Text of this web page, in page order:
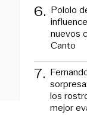
6. Pololo
nuevos
Canto
7.
los
mejor